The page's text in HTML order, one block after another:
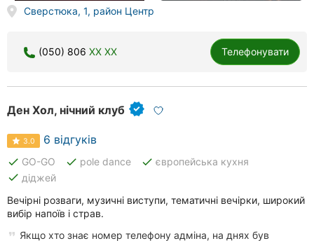
Сверстюка, 1, район Центр
(050) 806 XX XX Телефонувати
Ден Хол, нічний клуб
3.0 6 відгуків
done GO-GО done pole dance done європейська кухня
done діджей
Вечірні розваги, музичні виступи, тематичні вечірки, широкий
вибір напоїв і страв.
Якщо хто знає номер телефону адміна, на днях був